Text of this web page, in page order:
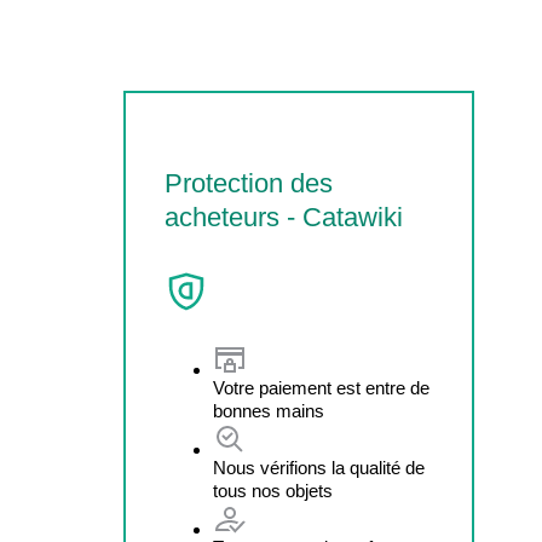
Protection des
acheteurs - Catawiki
Votre paiement est entre de
bonnes mains
Nous vérifions la qualité de
tous nos objets